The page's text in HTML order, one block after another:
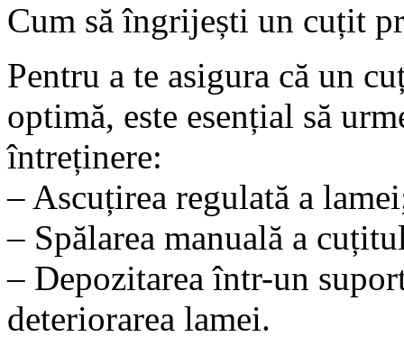
Cum să îngrijești un cuțit
Pentru a te asigura că un
optimă, este esențial să
întreținere:
– Ascuțirea regulată a
– Spălarea manuală a
– Depozitarea într-un
deteriorarea lamei.